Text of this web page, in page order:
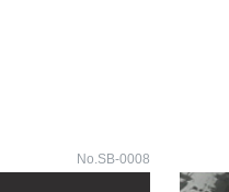
No.SB-0008